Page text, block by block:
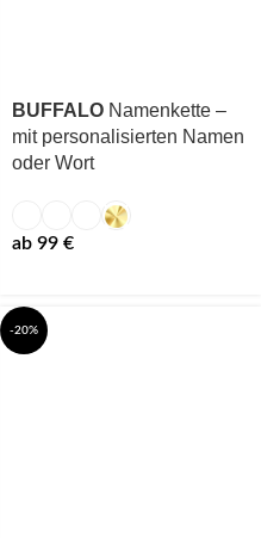
BUFFALO Namenkette –
mit personalisierten Namen
oder Wort
ab 99 €
-20%